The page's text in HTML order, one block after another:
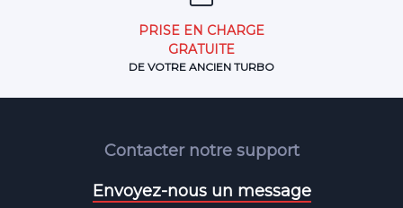
PRISE EN CHARGE
GRATUITE
DE VOTRE ANCIEN TURBO
Contacter notre support
Envoyez-nous un message